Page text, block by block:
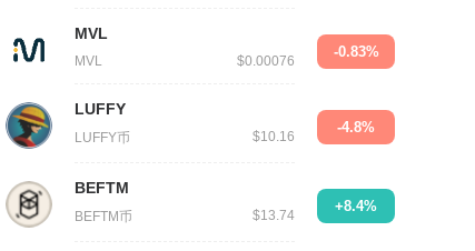
MVL
MVL $0.00076
-0.83%
LUFFY
LUFFY币 $10.16
-4.8%
BEFTM
BEFTM币 $13.74
+8.4%